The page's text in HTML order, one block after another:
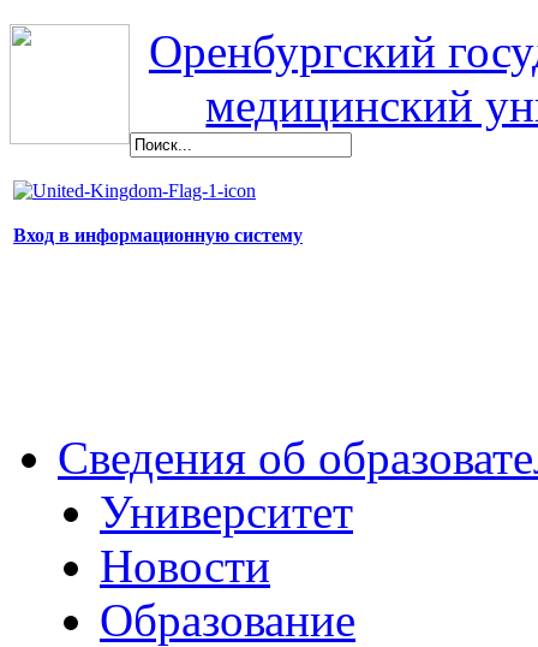
Оренбургский
медицинский
Вход в информационную систему
Сведения об
Университет
Новости
Образование